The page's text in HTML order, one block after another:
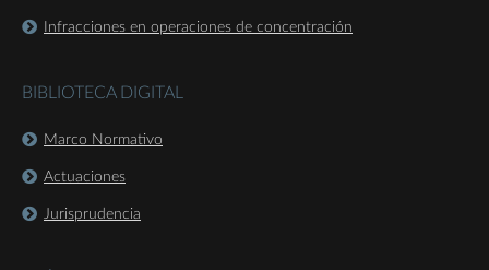
Infracciones en operaciones de concentración
BIBLIOTECA DIGITAL
Marco Normativo
Actuaciones
Jurisprudencia